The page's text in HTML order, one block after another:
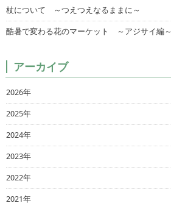
杖について ～つえつえなるままに～
酷暑で変わる花のマーケット ～アジサイ編～
アーカイブ
2026年
2025年
2024年
2023年
2022年
2021年